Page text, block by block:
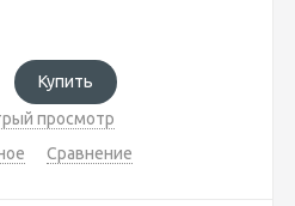
Купить
просмотр
Сравнение